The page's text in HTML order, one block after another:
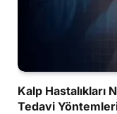
Kalp Hastalıkları
Tedavi